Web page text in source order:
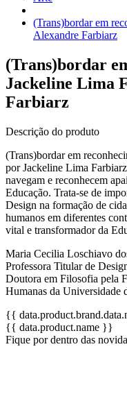
(Trans)bordar em
Alexandre Farbiarz
(Trans)bordar
Jackeline Lima
Farbiarz
Descrição do produto
(Trans)bordar em
por Jackeline Lima
navegam e reconhecem
Educação. Trata-se de
Design na formação de
humanos em diferentes
vital e transformador da
Maria Cecilia Loschiavo
Professora Titular de
Doutora em Filosofia pela
Humanas da Universidade
{{
{{ data.product.name }}
Fique por dentro das